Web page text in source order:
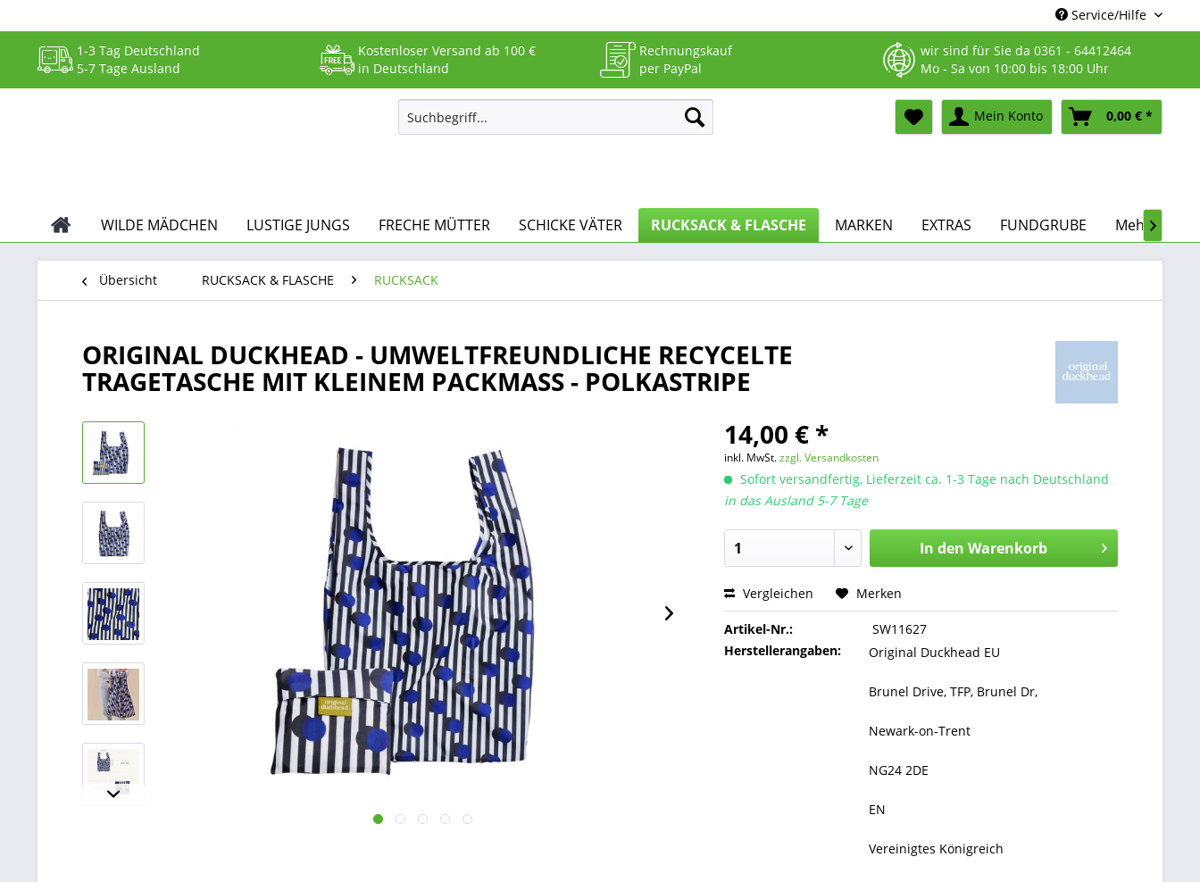
Service/Hilfe
1-3 Tag Deutschland
5-7 Tage Ausland
Kostenloser Versand ab 100 €
in Deutschland
Rechnungskauf
per PayPal
wir sind für Sie da 0361 - 64412464
Mo - Sa von 10:00 bis 18:00 Uhr
Mein Konto 0,00 € *
WILDE MÄDCHEN LUSTIGE JUNGS FRECHE MÜTTER SCHICKE VÄTER RUCKSACK & FLASCHE MARKEN EXTRAS FUNDGRUBE Mehr...

Übersicht RUCKSACK & FLASCHE RUCKSACK
ORIGINAL DUCKHEAD - UMWELTFREUNDLICHE RECYCELTE
TRAGETASCHE MIT KLEINEM PACKMASS - POLKASTRIPE
14,00 € *
inkl. MwSt.zzgl. Versandkosten
Sofort versandfertig, Lieferzeit ca. 1-3 Tage nach Deutschland
in das Ausland 5-7 Tage
In den Warenkorb
Vergleichen Merken
Artikel-Nr.:
SW11627
Herstellerangaben:
Original Duckhead EU
Brunel Drive, TFP, Brunel Dr,
Newark-on-Trent
NG24 2DE
EN
Vereinigtes Königreich